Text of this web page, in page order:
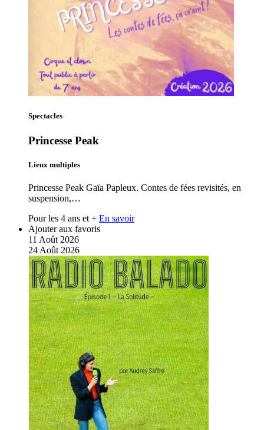
Spectacles
Princesse Peak
Lieux multiples
Princesse Peak Gaïa Papleux. Contes de fées revisités, en
suspension,…
Pour les 4 ans et + En savoir
Ajouter aux favoris
11 Août 2026
24 Août 2026